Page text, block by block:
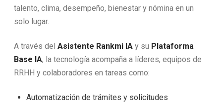
talento, clima, desempeño, bienestar y nómina en un
solo lugar.
A través del Asistente Rankmi IA y su Plataforma
Base IA, la tecnología acompaña a líderes, equipos de
RRHH y colaboradores en tareas como:
Automatización de trámites y solicitudes